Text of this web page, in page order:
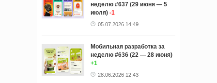
неделю #637 (29 июня — 5
июля) -1
05.07.2026 14:49
Мобильная разработка за
неделю #636 (22 — 28 июня)
+1
28.06.2026 12:43